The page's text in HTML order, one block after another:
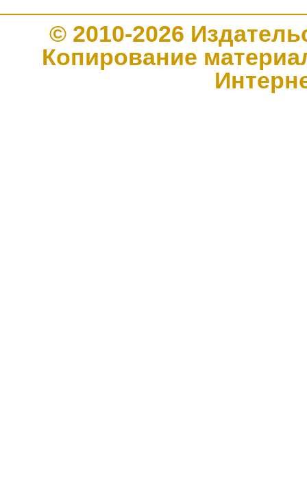
© 2010-2026
Копирование